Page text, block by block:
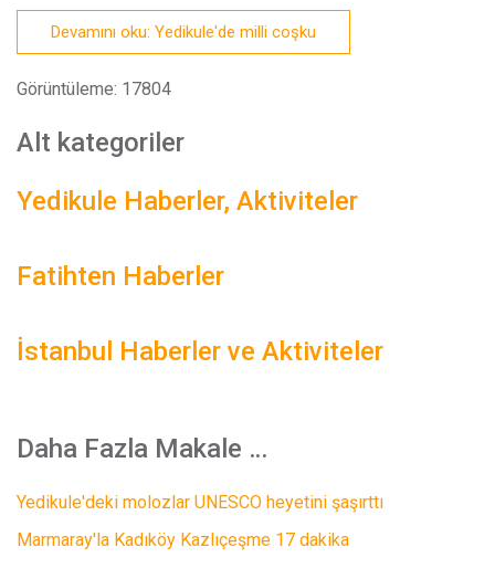
Devamını oku: Yedikule'de milli coşku
Görüntüleme: 17804
Alt kategoriler
Yedikule Haberler, Aktiviteler
Fatihten Haberler
İstanbul Haberler ve Aktiviteler
Daha Fazla Makale …
Yedikule'deki molozlar UNESCO heyetini şaşırttı
Marmaray'la Kadıköy Kazlıçeşme 17 dakika